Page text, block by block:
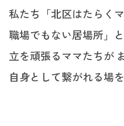
私たち「北区はたらく
職場でもない居場所」
立を頑張るママたちが
自身として繋がれる場